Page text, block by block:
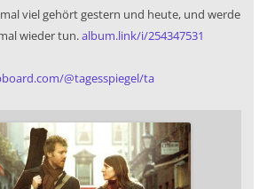
viel gehört gestern und heute, und werde
wieder tun.album.link/i/254347531
@tagesspiegel/ta